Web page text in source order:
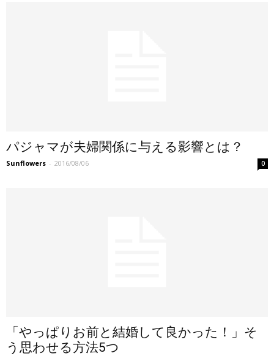
パジャマが夫婦関係に与える影響とは？
Sunflowers - 2016/08/06 0
「やっぱりお前と結婚して良かった！」そ
う思わせる方法5つ